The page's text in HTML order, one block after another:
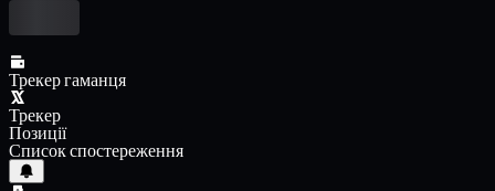
Трекер гаманця
Трекер
Позиції
Список спостереження